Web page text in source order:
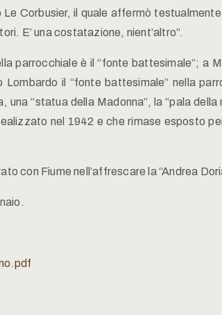
Corbusier, il quale affermò
E’ una costatazione, nient’altro”.
parrocchiale è il “fonte battesimale”; a
Lombardo il “fonte battesimale” nella
“statua della Madonna”, la “pala
nel 1942 e che rimase esposto
con Fiume nell’affrescare la “Andrea